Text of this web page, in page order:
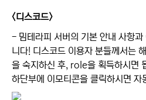
<디스코드>
- 밈테라피 서버의 기본 안내 사항
니다! 디스코드 이용자 분들께서는
을 숙지하신 후, role을 획득하시면
하단부에 이모티콘을 클릭하시면 자